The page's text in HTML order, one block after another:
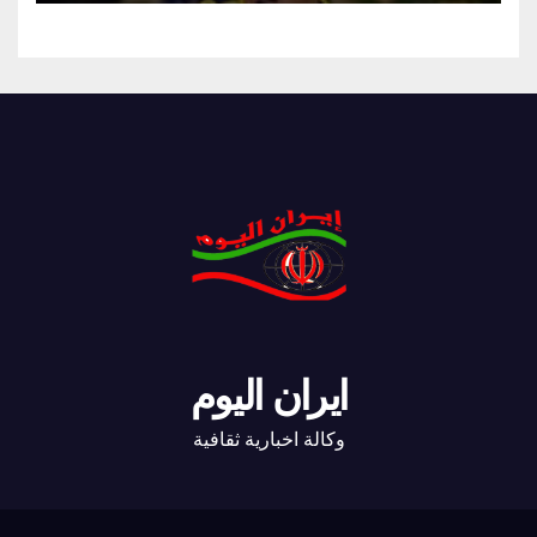
ايران اليوم
وكالة اخبارية ثقافية